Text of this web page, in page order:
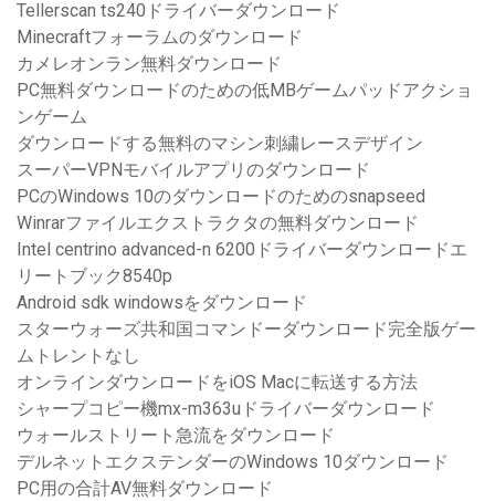
Tellerscan ts240ドライバーダウンロード
Minecraftフォーラムのダウンロード
カメレオンラン無料ダウンロード
PC無料ダウンロードのための低MBゲームパッドアクショ
ンゲーム
ダウンロードする無料のマシン刺繍レースデザイン
スーパーVPNモバイルアプリのダウンロード
PCのWindows 10のダウンロードのためのsnapseed
Winrarファイルエクストラクタの無料ダウンロード
Intel centrino advanced-n 6200ドライバーダウンロードエ
リートブック8540p
Android sdk windowsをダウンロード
スターウォーズ共和国コマンドーダウンロード完全版ゲー
ムトレントなし
オンラインダウンロードをiOS Macに転送する方法
シャープコピー機mx-m363uドライバーダウンロード
ウォールストリート急流をダウンロード
デルネットエクステンダーのWindows 10ダウンロード
PC用の合計AV無料ダウンロード